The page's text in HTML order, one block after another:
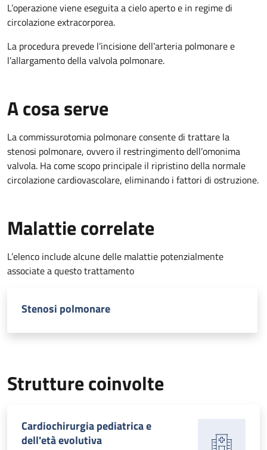
L’operazione viene eseguita a cielo aperto e in regime di
circolazione extracorporea.
La procedura prevede l’incisione dell’arteria polmonare e
l’allargamento della valvola polmonare.
A cosa serve
La commissurotomia polmonare consente di trattare la
stenosi polmonare, ovvero il restringimento dell’omonima
valvola. Ha come scopo principale il ripristino della normale
circolazione cardiovascolare, eliminando i fattori di ostruzione.
Malattie correlate
L’elenco include alcune delle malattie potenzialmente
associate a questo trattamento
Stenosi polmonare
Strutture coinvolte
Cardiochirurgia pediatrica e
dell'età evolutiva